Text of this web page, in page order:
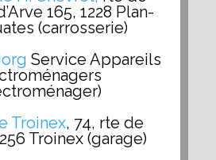
165, 1228 Plan-
(carrosserie)
Service Appareils
Troinex, 74, rte de
Troinex (garage)